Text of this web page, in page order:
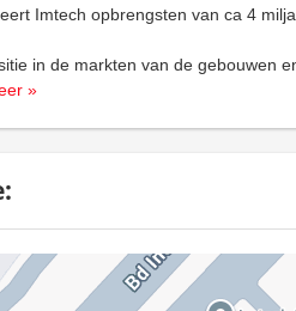
Imtech opbrengsten van ca 4
in de markten van de gebouwen
»